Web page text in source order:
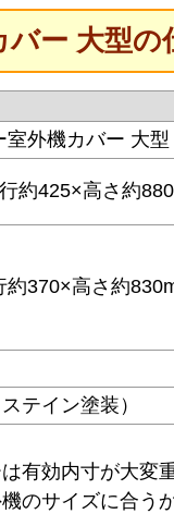
バー 大型の
室外機カバー 大型
約425×高さ約
約370×高さ約
テイン塗装）
有効内寸が大変
のサイズに合う